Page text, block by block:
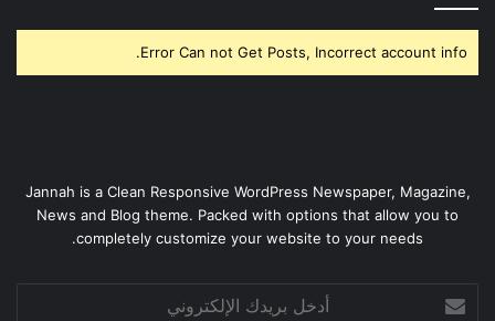
Error Can not Get Posts, Incorrect account info.
Jannah is a Clean Responsive WordPress Newspaper, Magazine,
News and Blog theme. Packed with options that allow you to
completely customize your website to your needs.
بريدك